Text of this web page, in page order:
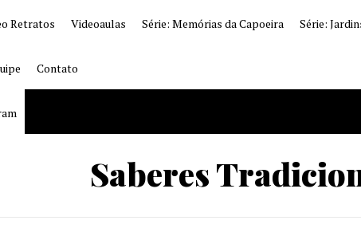
Retratos Videoaulas Série: Memórias da Capoeira Série:
Contato
Saberes